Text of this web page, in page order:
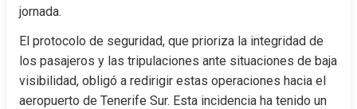
jornada.
El protocolo de seguridad, que prioriza la integridad de
los pasajeros y las tripulaciones ante situaciones de baja
visibilidad, obligó a redirigir estas operaciones hacia el
aeropuerto de Tenerife Sur. Esta incidencia ha tenido un